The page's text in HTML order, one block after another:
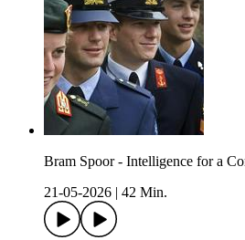
Bram Spoor - Intelligence for a
21-05-2026
42 Min.